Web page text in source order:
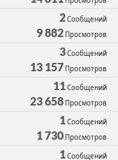
2Сообщений
9 882 Просмотров
3Сообщений
13 157 Просмотров
11 Сообщений
23 658 Просмотров
1 Сообщений
1 730 Просмотров
1 Сообщений